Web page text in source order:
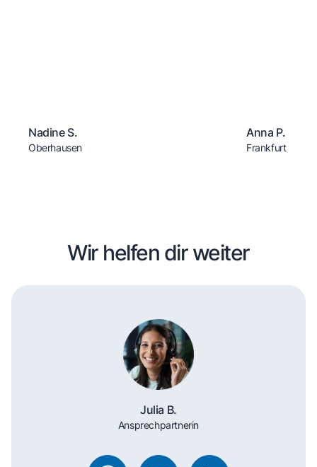
Nadine S.
Oberhausen
Anna P.
Frankfurt
Wir helfen dir weiter
Julia B.
Ansprechpartnerin